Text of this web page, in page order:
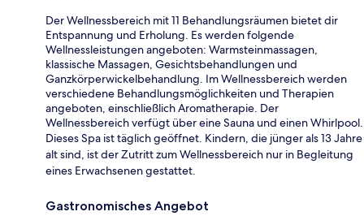
Der Wellnessbereich mit 11 Behandlungsräumen bietet dir
Entspannung und Erholung. Es werden folgende
Wellnessleistungen angeboten: Warmsteinmassagen,
klassische Massagen, Gesichtsbehandlungen und
Ganzkörperwickelbehandlung. Im Wellnessbereich werden
verschiedene Behandlungsmöglichkeiten und Therapien
angeboten, einschließlich Aromatherapie. Der
Wellnessbereich verfügt über eine Sauna und einen Whirlpool.
Dieses Spa ist täglich geöffnet. Kindern, die jünger als 13 Jahre
alt sind, ist der Zutritt zum Wellnessbereich nur in Begleitung
eines Erwachsenen gestattet.
Gastronomisches Angebot